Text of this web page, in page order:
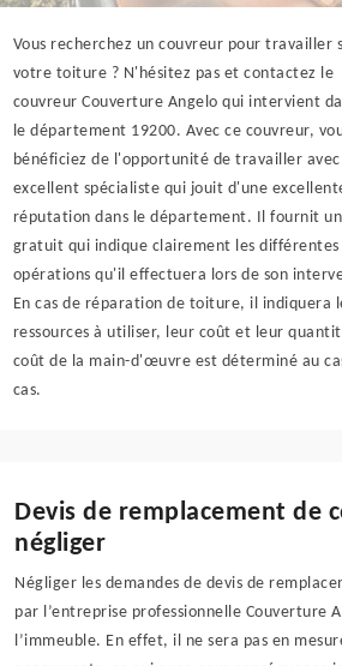
Vous recherchez un couvreur pour travailler
votre toiture ? N'hésitez pas et contactez le
couvreur Couverture Angelo qui intervient
le département 19200. Avec ce couvreur,
bénéficiez de l'opportunité de travailler
excellent spécialiste qui jouit d'une
réputation dans le département. Il fournit
gratuit qui indique clairement les différentes
opérations qu'il effectuera lors de son
En cas de réparation de toiture, il indiquera
ressources à utiliser, leur coût et leur
coût de la main-d'œuvre est déterminé au
cas.
Devis de remplacement de
négliger
Négliger les demandes de devis de
par l’entreprise professionnelle Couverture
l’immeuble. En effet, il ne sera pas en